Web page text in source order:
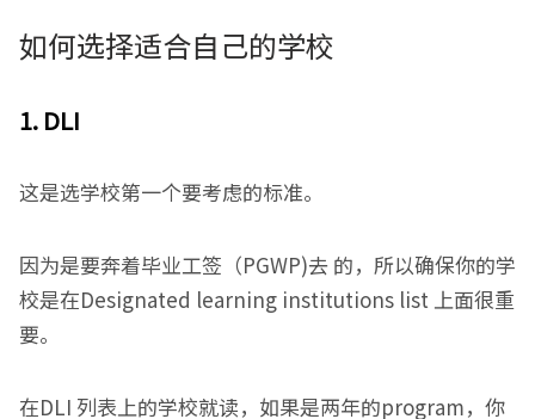
如何选择适合自己的学校
1. DLI
这是选学校第一个要考虑的标准。
因为是要奔着毕业工签（PGWP)去 的，所以确保你的学
校是在Designated learning institutions list 上面很重
要。
在DLI 列表上的学校就读，如果是两年的program，你